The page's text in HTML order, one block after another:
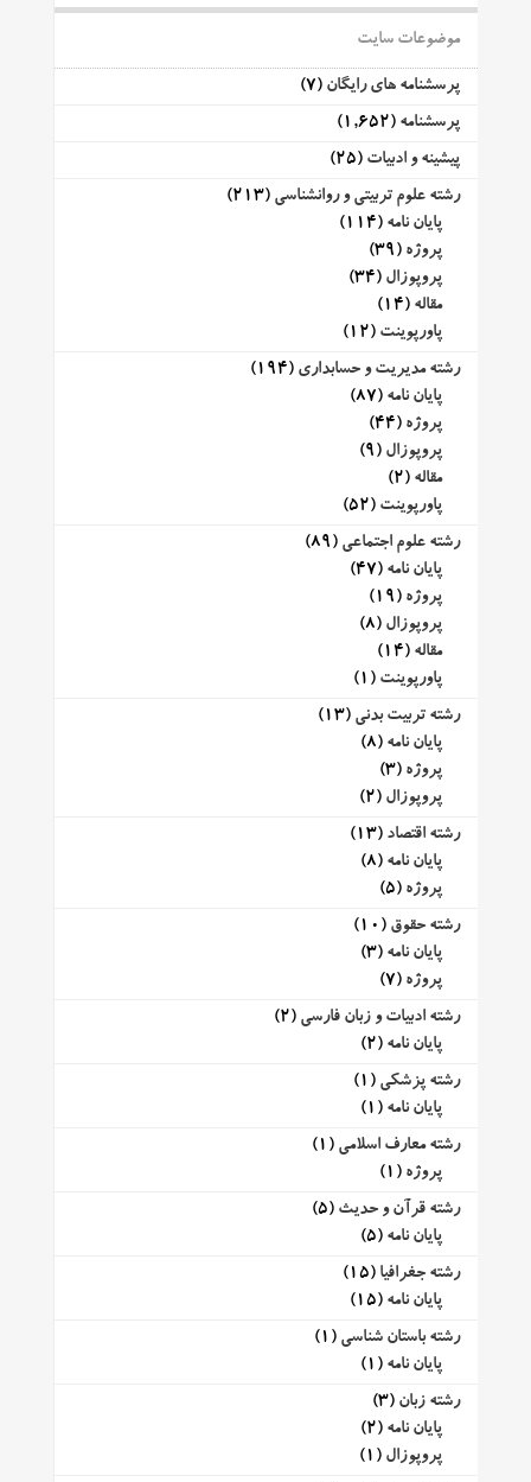
موضوعات سایت
پرسشنامه های رایگان (7)
پرسشنامه (1,652)
پیشینه و ادبیات (25)
رشته علوم تربیتی و روانشناسی (213)
پایان نامه (114)
پروژه (39)
پروپوزال (34)
مقاله (14)
پاورپوینت (12)
رشته مدیریت و حسابداری (194)
پایان نامه (87)
پروژه (44)
پروپوزال (9)
مقاله (2)
پاورپوینت (52)
رشته علوم اجتماعی (89)
پایان نامه (47)
پروژه (19)
پروپوزال (8)
مقاله (14)
پاورپوینت (1)
رشته تربیت بدنی (13)
پایان نامه (8)
پروژه (3)
پروپوزال (2)
رشته اقتصاد (13)
پایان نامه (8)
پروژه (5)
رشته حقوق (10)
پایان نامه (3)
پروژه (7)
رشته ادبیات و زبان فارسی (2)
پایان نامه (2)
رشته پزشکی (1)
پایان نامه (1)
رشته معارف اسلامی (1)
پروژه (1)
رشته قرآن و حدیث (5)
پایان نامه (5)
رشته جغرافیا (15)
پایان نامه (15)
رشته باستان شناسی (1)
پایان نامه (1)
رشته زبان (3)
پایان نامه (2)
پروپوزال (1)